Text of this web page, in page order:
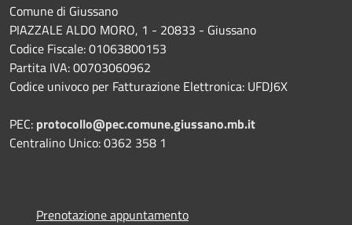
Comune di Giussano
PIAZZALE ALDO MORO, 1 - 20833 - Giussano
Codice Fiscale: 01063800153
Partita IVA: 00703060962
Codice univoco per Fatturazione Elettronica: UFDJ6X
PEC: protocollo@pec.comune.giussano.mb.it
Centralino Unico: 0362 358 1
Prenotazione appuntamento